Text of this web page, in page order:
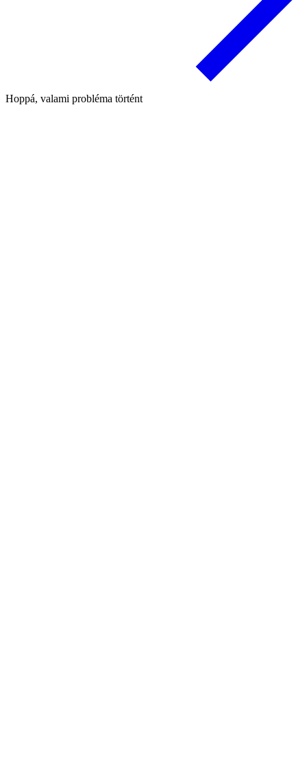
Hoppá, valami probléma történt